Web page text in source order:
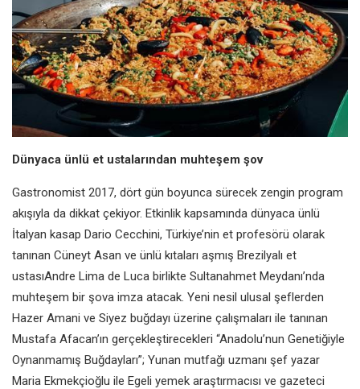
Dünyaca ünlü et ustalarından muhteşem şov
Gastronomist 2017, dört gün boyunca sürecek zengin program
akışıyla da dikkat çekiyor. Etkinlik kapsamında dünyaca ünlü
İtalyan kasap Dario Cecchini, Türkiye’nin et profesörü olarak
tanınan Cüneyt Asan ve ünlü kıtaları aşmış Brezilyalı et
ustasıAndre Lima de Luca birlikte Sultanahmet Meydanı’nda
muhteşem bir şova imza atacak. Yeni nesil ulusal şeflerden
Hazer Amani ve Siyez buğdayı üzerine çalışmaları ile tanınan
Mustafa Afacan’ın gerçekleştirecekleri “Anadolu’nun Genetiğiyle
Oynanmamış Buğdayları”; Yunan mutfağı uzmanı şef yazar
Maria Ekmekçioğlu ile Egeli yemek araştırmacısı ve gazeteci